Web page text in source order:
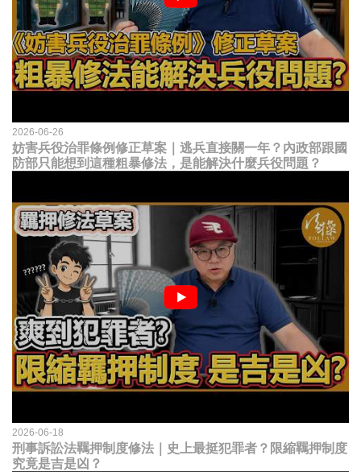
2026-06-26
妨害兵役治罪條例修正草案｜逃兵直接關一年？內政部跟國
防部只能想到這種粗暴修法，是能解決什麼兵役問題？
2026-06-18
刑事訴訟法羈押制度修法｜史上最挺犯罪者？限縮羈押制度
究竟是吉是凶？